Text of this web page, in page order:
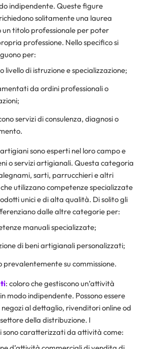
indipendente. Queste figure
solitamente una laurea
un titolo professionale per poter
professione. Nello specifico si
per:
livello di istruzione e specializzazione;
da ordini professionali o
servizi di consulenza, diagnosi o
sono esperti nel loro campo e
o servizi artigianali. Questa categoria
sarti, parrucchieri e altri
utilizzano competenze specializzate
unici e di alta qualità. Di solito gli
dalle altre categorie per:
manuali specializzate;
di beni artigianali personalizzati;
prevalentemente su commissione.
: coloro che gestiscono un’attività
modo indipendente. Possono essere
al dettaglio, rivenditori online od
della distribuzione. I
sono caratterizzati da attività come: